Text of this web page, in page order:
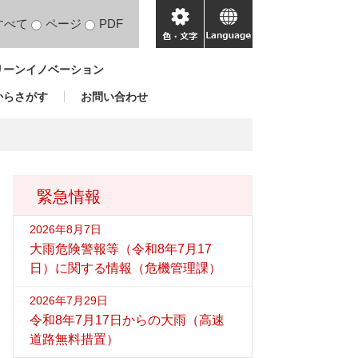
べて ページ PDF
色・
文
language
ンイノベーション
らさがす お問い合わせ
緊急情報
2026年8月7日
大雨危険警報等（令和8年7月17
日）に関する情報（危機管理課）
2026年7月29日
令和8年7月17日からの大雨（高速
道路無料措置）